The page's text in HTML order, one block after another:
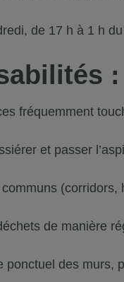
de 17 h à 1 h
:
fréquemment
et passer
de manière
ponctuel des murs,